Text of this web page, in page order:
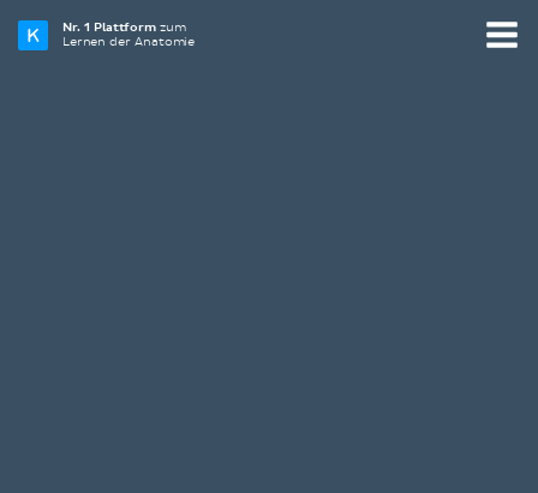
Nr. 1 Plattformzum
Lernen der Anatomie